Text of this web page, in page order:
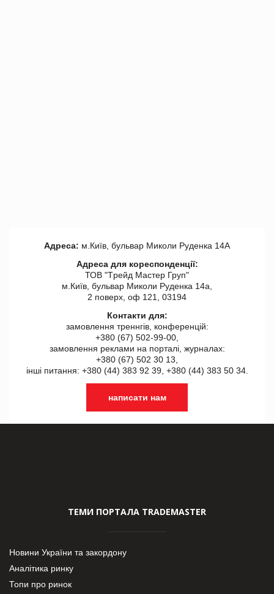
Адреса: м.Київ, бульвар Миколи Руденка 14А
Адреса для кореспонденції:
ТОВ "Tрейд Мастер Груп"
м.Київ, бульвар Миколи Руденка 14а,
2 поверх, оф 121, 03194
Контакти для:
замовлення треннгів, конференцій:
+380 (67) 502-99-00,
замовлення реклами на порталі, журналах:
+380 (67) 502 30 13,
інші питання: +380 (44) 383 92 39, +380 (44) 383 50 34.
написати нам
ТЕМИ ПОРТАЛА TRADEMASTER
Новини України та закордону
Аналітика ринку
Топи про ринок